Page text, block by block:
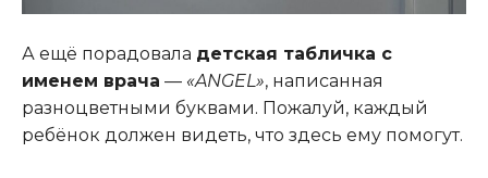
А ещё порадовала детская табличка с
именем врача — «ANGEL», написанная
разноцветными буквами. Пожалуй, каждый
ребёнок должен видеть, что здесь ему помогут.